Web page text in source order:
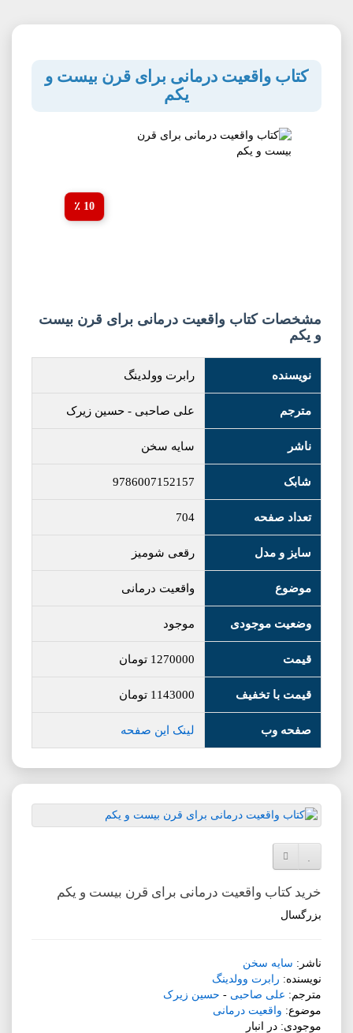
کتاب واقعیت درمانی برای قرن بیست و
یکم
10 ٪
مشخصات کتاب واقعیت درمانی برای قرن بیست
و یکم
نویسنده رابرت وولدینگ
مترجم علی صاحبی - حسین زیرک
ناشر سایه سخن
شابک 9786007152157
تعداد صفحه 704
سایز و مدل رقعی شومیز
موضوع واقعیت درمانی
وضعیت موجودی موجود
قیمت 1270000 تومان
قیمت با تخفیف 1143000 تومان
صفحه وب لینک این صفحه
افزودن به لیست دلخواه
خرید کتاب واقعیت درمانی برای قرن بیست و یکم
بزرگسال
ناشر: سایه سخن
نویسنده: رابرت وولدینگ
مترجم: علی صاحبی - حسین زیرک
موضوع: واقعیت درمانی
موجودی: در انبار